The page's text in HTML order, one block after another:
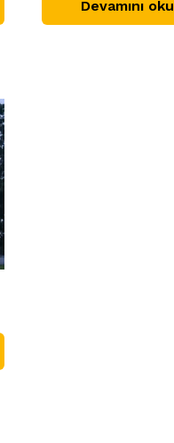
Devamını oku